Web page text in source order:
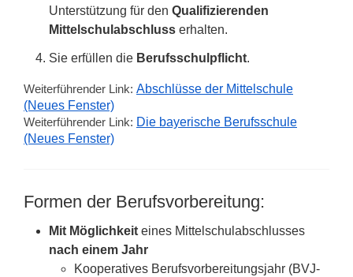
Unterstützung für den Qualifizierenden
Mittelschulabschluss erhalten.
Sie erfüllen die Berufsschulpflicht.
Weiterführender Link: Abschlüsse der Mittelschule
(Neues Fenster)
Weiterführender Link: Die bayerische Berufsschule
(Neues Fenster)
Formen der Berufsvorbereitung:
Mit Möglichkeit eines Mittelschulabschlusses
nach einem Jahr
Kooperatives Berufsvorbereitungsjahr (BVJ-